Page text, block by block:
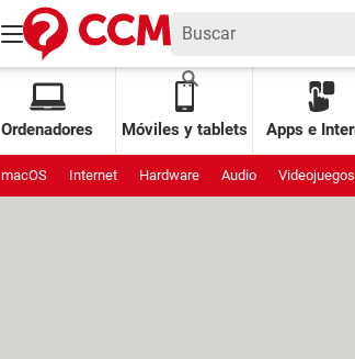
Ordenadores Móviles y tablets Apps e
macOS Internet Hardware Audio Videojuegos